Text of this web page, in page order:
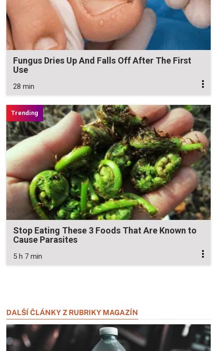
Fungus Dries Up And Falls Off After The First
Use
28 min
Stop Eating These 3 Foods That Are Known to
Cause Parasites
5 h 7 min
DALŠÍ ČLÁNKY Z RUBRIKY MAGAZÍN